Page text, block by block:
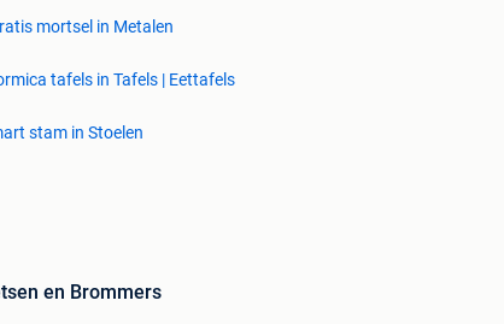
mortsel in Metalen
tafels in Tafels | Eettafels
stam in Stoelen
en Brommers